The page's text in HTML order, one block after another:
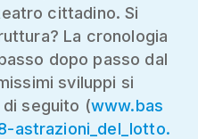
cittadino. Si
La cronologia
dopo passo dal
sviluppi si
di seguito (www.bas
astrazioni_del_lotto.